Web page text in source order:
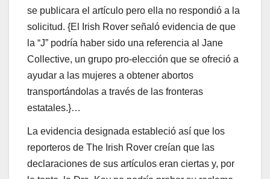
se publicara el artículo pero ella no respondió a la
solicitud. {El Irish Rover señaló evidencia de que
la “J” podría haber sido una referencia al Jane
Collective, un grupo pro-elección que se ofreció a
ayudar a las mujeres a obtener abortos
transportándolas a través de las fronteras
estatales.}…
La evidencia designada estableció así que los
reporteros de The Irish Rover creían que las
declaraciones de sus artículos eran ciertas y, por